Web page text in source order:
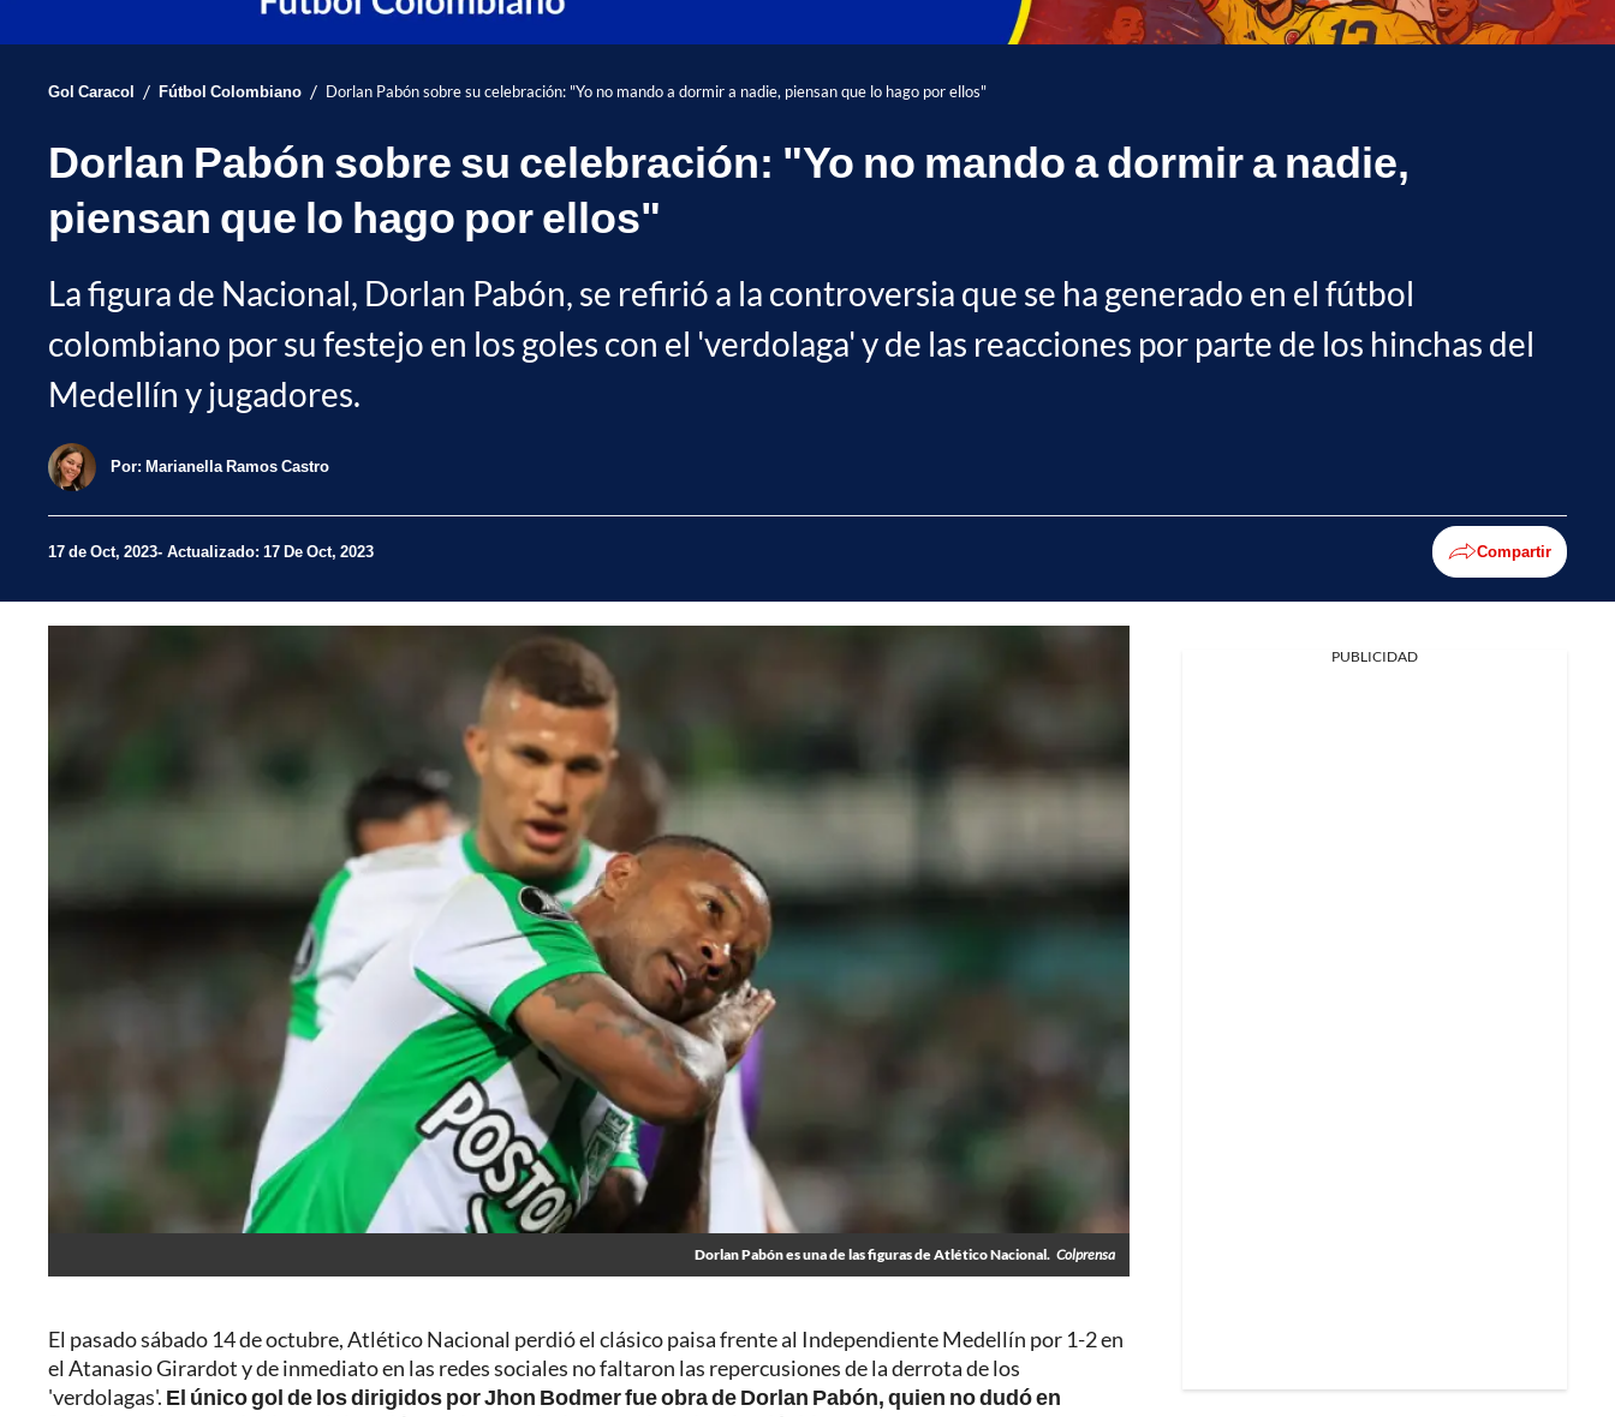
Gol Caracol / Fútbol Colombiano / Dorlan Pabón sobre su celebración: "Yo no mando a dormir a nadie, piensan que lo hago por ellos"
Dorlan Pabón sobre su celebración: "Yo no mando a dormir a nadie,
piensan que lo hago por ellos"
La figura de Nacional, Dorlan Pabón, se refirió a la controversia que se ha generado en el fútbol
colombiano por su festejo en los goles con el 'verdolaga' y de las reacciones por parte de los hinchas del
Medellín y jugadores.
Por: Marianella Ramos Castro
17 de Oct, 2023 Actualizado: 17 De Oct, 2023 Compartir
Dorlan Pabón es una de las figuras de Atlético Nacional. Colprensa
El pasado sábado 14 de octubre, Atlético Nacional perdió el clásico paisa frente al Independiente Medellín por 1-2 en
el Atanasio Girardot y de inmediato en las redes sociales no faltaron las repercusiones de la derrota de los
'verdolagas'. El único gol de los dirigidos por Jhon Bodmer fue obra de Dorlan Pabón, quien no dudó en
PUBLICIDAD